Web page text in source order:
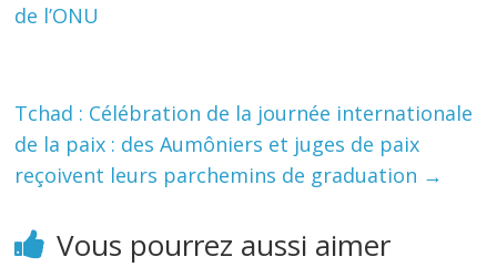
de l’ONU
Tchad : Célébration de la journée internationale
de la paix : des Aumôniers et juges de paix
reçoivent leurs parchemins de graduation →
Vous pourrez aussi aimer